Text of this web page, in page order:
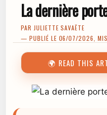
La dernière
PAR JULIETTE SAVAËTE
— PUBLIÉ LE 06/07/2026,
🌍 READ THIS